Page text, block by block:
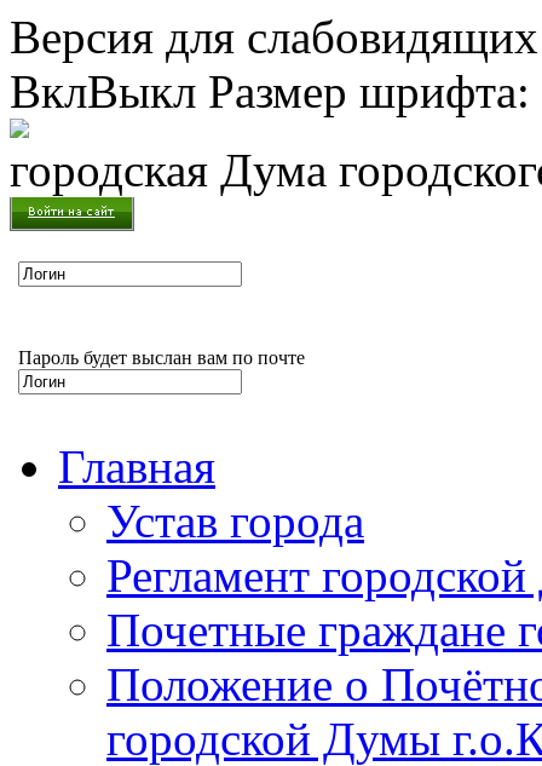
Версия для
ВклВыкл Размер шрифта:
городская Дума
Пароль будет выслан вам по почте
Главная
Устав города
Регламент
Почетные граждане
Положение о
городской Думы